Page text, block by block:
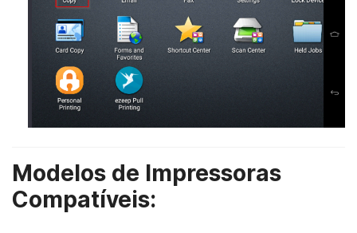
Modelos de Impressoras
Compatíveis: